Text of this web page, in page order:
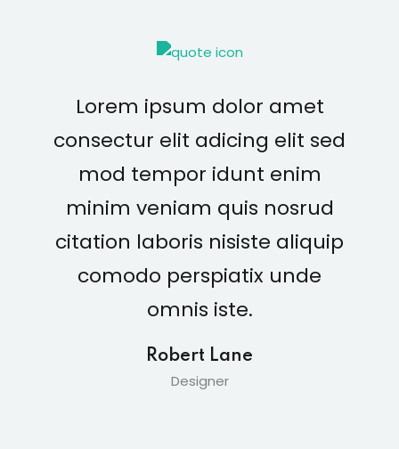
Lorem ipsum dolor amet
consectur elit adicing elit sed
mod tempor idunt enim
minim veniam quis nosrud
citation laboris nisiste aliquip
comodo perspiatix unde
omnis iste.
Robert Lane
Designer